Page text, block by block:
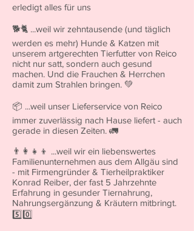
erledigt alles für uns
🐕🐈 ...weil wir zehntausende (und täglich
werden es mehr) Hunde & Katzen mit
unserem artgerechten Tierfutter von Reico
nicht nur satt, sondern auch gesund
machen. Und die Frauchen & Herrchen
damit zum Strahlen bringen. 💚
📦 ...weil unser Lieferservice von Reico
immer zuverlässig nach Hause liefert - auch
gerade in diesen Zeiten. 🚛
👨‍👩‍👧‍👦 ...weil wir ein liebenswertes
Familienunternehmen aus dem Allgäu sind
- mit Firmengründer & Tierheilpraktiker
Konrad Reiber, der fast 5 Jahrzehnte
Erfahrung in gesunder Tiernahrung,
Nahrungsergänzung & Kräutern mitbringt.
5️⃣0️⃣